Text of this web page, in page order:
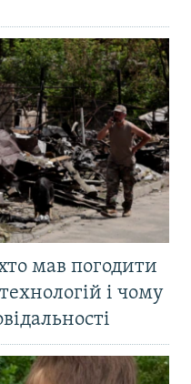
мав погодити
і чому